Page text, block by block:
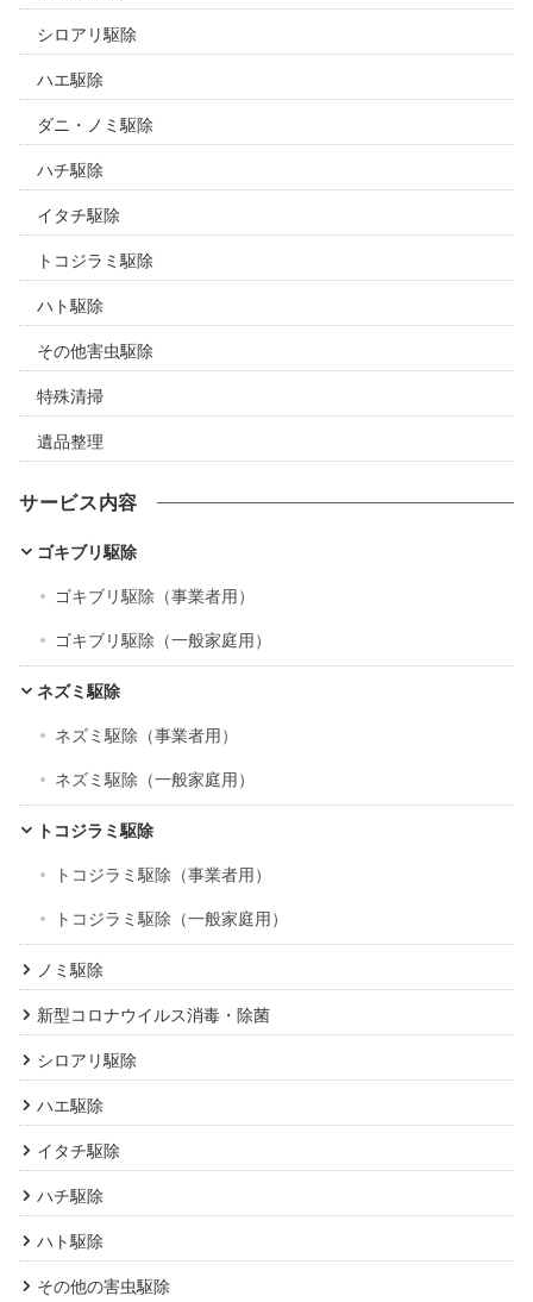
シロアリ駆除
ハエ駆除
ダニ・ノミ駆除
ハチ駆除
イタチ駆除
トコジラミ駆除
ハト駆除
その他害虫駆除
特殊清掃
遺品整理
サービス内容
ゴキブリ駆除
ゴキブリ駆除（事業者用）
ゴキブリ駆除（一般家庭用）
ネズミ駆除
ネズミ駆除（事業者用）
ネズミ駆除（一般家庭用）
トコジラミ駆除
トコジラミ駆除（事業者用）
トコジラミ駆除（一般家庭用）
ノミ駆除
新型コロナウイルス消毒・除菌
シロアリ駆除
ハエ駆除
イタチ駆除
ハチ駆除
ハト駆除
その他の害虫駆除